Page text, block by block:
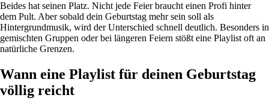
Beides hat seinen Platz. Nicht jede Feier braucht einen Profi hinter
dem Pult. Aber sobald dein Geburtstag mehr sein soll als
Hintergrundmusik, wird der Unterschied schnell deutlich. Besonders in
gemischten Gruppen oder bei längeren Feiern stößt eine Playlist oft an
natürliche Grenzen.
Wann eine Playlist für deinen Geburtstag
völlig reicht